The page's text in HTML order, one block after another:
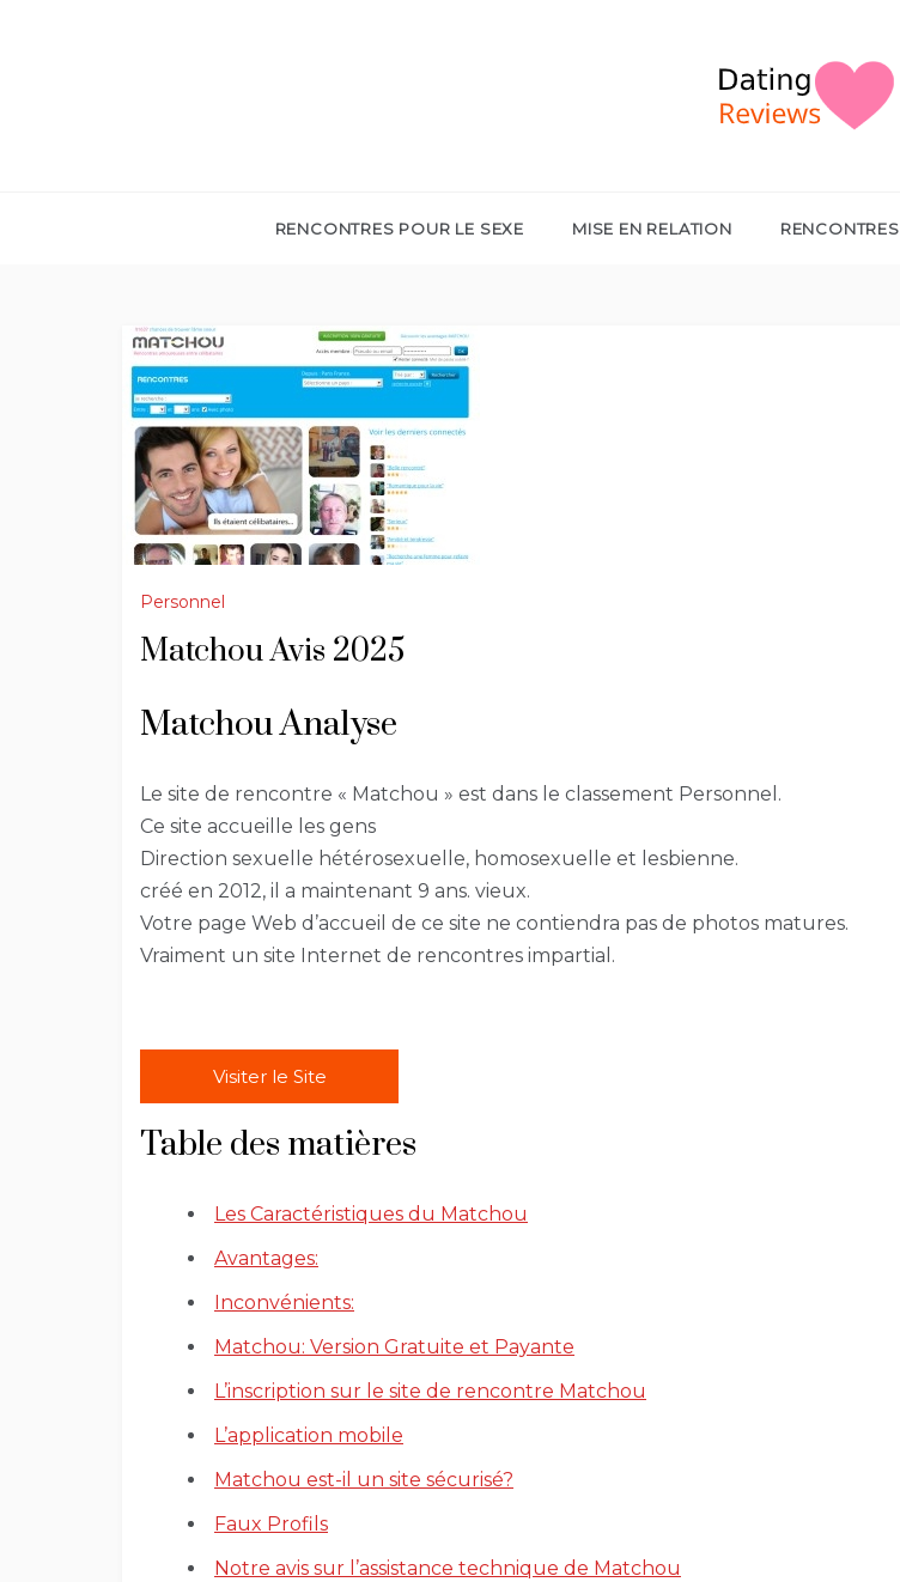
RENCONTRES POUR LE SEXE MISE EN RELATION RENCONTRES
Personnel
Matchou Avis 2025
Matchou Analyse
Le site de rencontre « Matchou » est dans le classement Personnel.
Ce site accueille les gens
Direction sexuelle hétérosexuelle, homosexuelle et lesbienne.
créé en 2012, il a maintenant 9 ans. vieux.
Votre page Web d’accueil de ce site ne contiendra pas de photos matures.
Vraiment un site Internet de rencontres impartial.
Visiter le Site
Table des matières
Les Caractéristiques du Matchou
Avantages:
Inconvénients:
Matchou: Version Gratuite et Payante
L’inscription sur le site de rencontre Matchou
L’application mobile
Matchou est-il un site sécurisé?
Faux Profils
Notre avis sur l’assistance technique de Matchou